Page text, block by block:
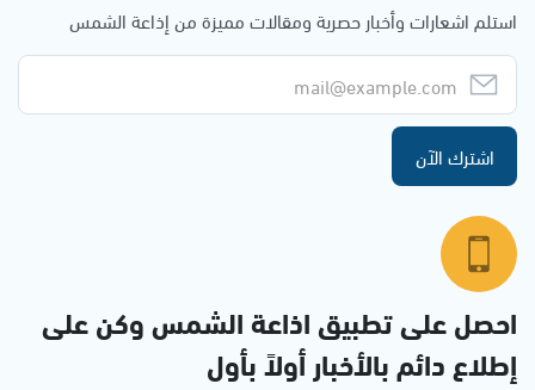
استلم اشعارات وأخبار حصرية ومقالات مميزة من إذاعة الشمس
اشترك الآن
احصل على تطبيق اذاعة الشمس وكن على
إطلاع دائم بالأخبار أولاً بأول